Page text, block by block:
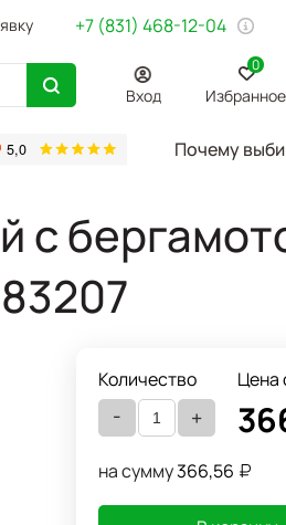
+7 (831) 468-12-04
Вход Избранное
0
Бумага Svetocopy A4
Почему
с
Количество
- +
Цена
на сумму366,56